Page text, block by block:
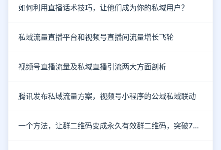
如何利用直播话术技巧，让他们成为你的私域用户？
私域流量直播平台和视频号直播间流量增长飞轮
视频号直播流量及私域直播引流两大方面剖析
腾讯发布私域流量方案，视频号小程序的公域私域联动
一个方法，让群二维码变成永久有效群二维码，突破7天的限制